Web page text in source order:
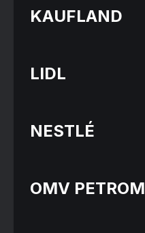
KAUFLAND
LIDL
NESTLÉ
OMV PETROM